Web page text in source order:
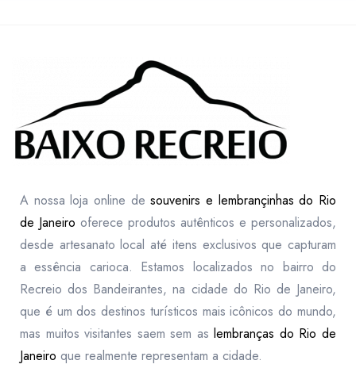
A nossa loja online desouvenirs e lembrançinhas do Rio
de Janeiro oferece produtos autênticos e personalizados,
desde artesanato local até itens exclusivos que capturam
a essência carioca. Estamos localizados no bairro do
Recreio dos Bandeirantes, na cidade do Rio de Janeiro,
que é um dos destinos turísticos mais icônicos do mundo,
mas muitos visitantes saem sem aslembranças do Rio de
Janeiro que realmente representam a cidade.